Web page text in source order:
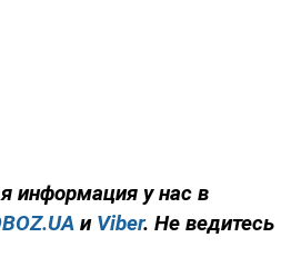
информация у нас в
и Viber. Не ведитесь